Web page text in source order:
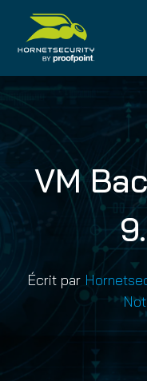
content
content
VM
Écrit par